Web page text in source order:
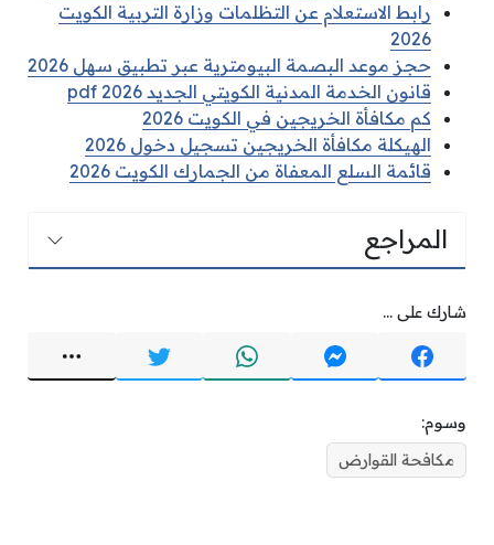
رابط الاستعلام عن التظلمات وزارة التربية الكويت
2026
حجز موعد البصمة البيومترية عبر تطبيق سهل 2026
قانون الخدمة المدنية الكويتي الجديد pdf 2026
كم مكافأة الخريجين في الكويت 2026
الهيكلة مكافأة الخريجين تسجيل دخول 2026
قائمة السلع المعفاة من الجمارك الكويت 2026
المراجع
شارك على ...
وسوم:
مكافحة القوارض